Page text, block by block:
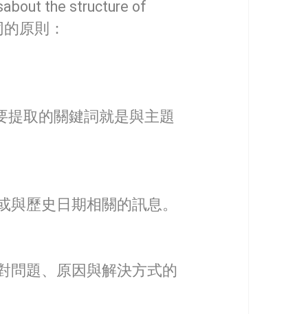
the structure of
原則：
取的關鍵詞就是與主題
歷史日期相關的訊息。
問題、原因與解決方式的